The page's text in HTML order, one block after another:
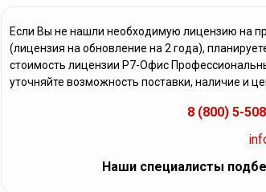
Если Вы не нашли необходимую лицензию на
(лицензия на обновление на 2 года),
стоимость лицензии Р7-Офис
уточняйте возможность поставки, наличие и
8 (800) 5-
Наши специалисты